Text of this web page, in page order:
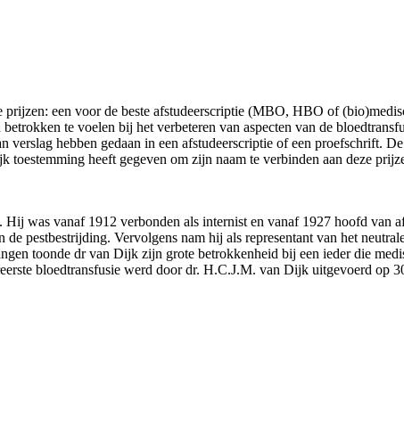
een voor de beste afstudeerscriptie (MBO, HBO of
te voelen bij het verbeteren van aspecten van de
verslag hebben gedaan in een afstudeerscriptie of een proefschrift.
heeft gegeven om zijn naam te verbinden aan deze
was vanaf 1912 verbonden als internist en vanaf 1927 hoofd van
pestbestrijding. Vervolgens nam hij als representant van het
toonde dr van Dijk zijn grote betrokkenheid bij een ieder die
bloedtransfusie werd door dr. H.C.J.M. van Dijk uitgevoerd op